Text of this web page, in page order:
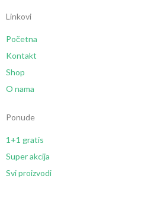
Linkovi
Početna
Kontakt
Shop
O nama
Ponude
1+1 gratis
Super akcija
Svi proizvodi